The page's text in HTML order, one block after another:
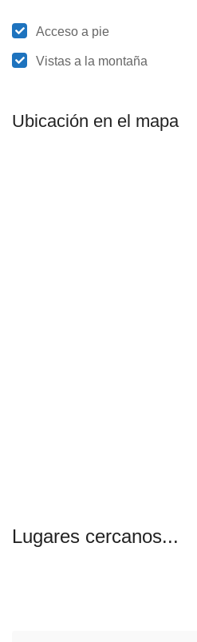
Acceso a pie
Vistas a la montaña
Ubicación en el mapa
Lugares cercanos...